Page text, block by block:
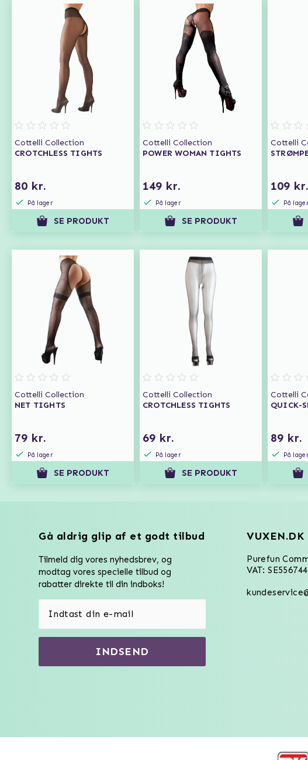
Cottelli Collection
CROTCHLESS TIGHTS
80 kr.
På lager
SE PRODUKT
Cottelli Collection
POWER WOMAN TIGHTS
149 kr.
På lager
SE PRODUKT
Cottelli
109 kr.
På lager
Cottelli Collection
NET TIGHTS
79 kr.
På lager
SE PRODUKT
Cottelli Collection
CROTCHLESS TIGHTS
69 kr.
På lager
SE PRODUKT
Cottelli
QUICK-
89 kr.
På lager
Gå aldrig glip af et godt tilbud
Tilmeld dig vores nyhedsbrev, og
modtag vores specielle tilbud og
rabatter direkte til din indboks!
INDSEND
VUXEN.DK
Purefun
VAT: